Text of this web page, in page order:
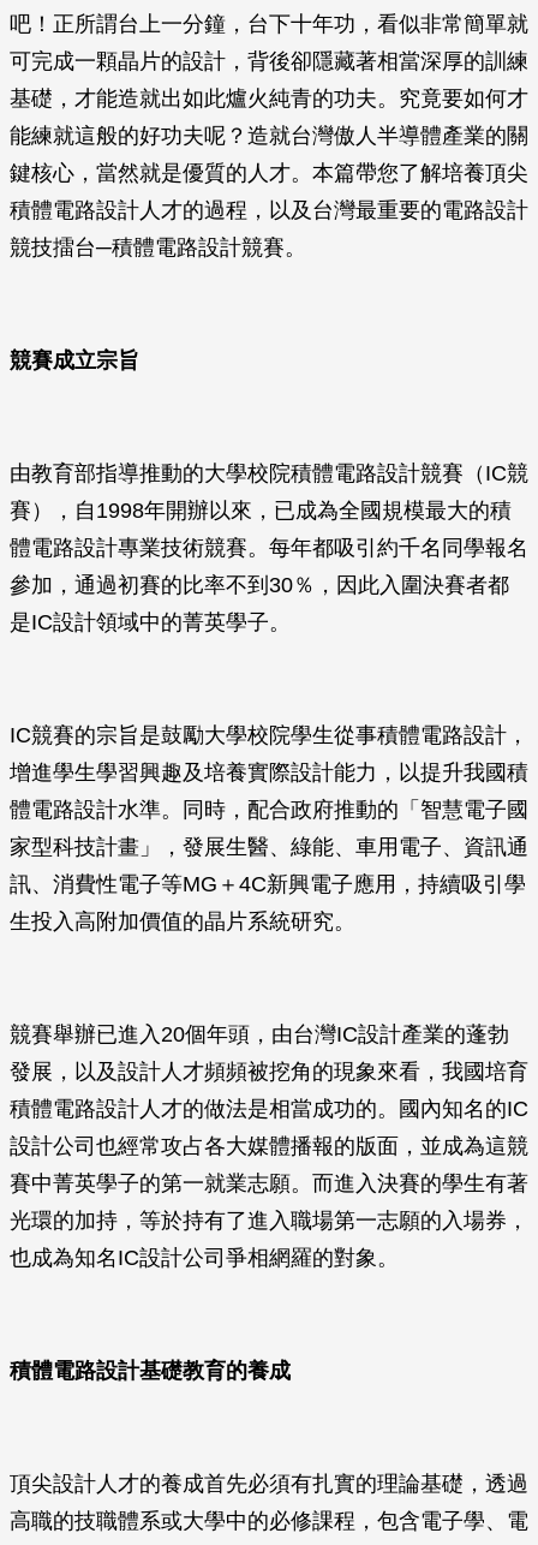
吧！正所謂台上一分鐘，台下十年功，看似非常簡單就
可完成一顆晶片的設計，背後卻隱藏著相當深厚的訓練
基礎，才能造就出如此爐火純青的功夫。究竟要如何才
能練就這般的好功夫呢？造就台灣傲人半導體產業的關
鍵核心，當然就是優質的人才。本篇帶您了解培養頂尖
積體電路設計人才的過程，以及台灣最重要的電路設計
競技擂台─積體電路設計競賽。
競賽成立宗旨
由教育部指導推動的大學校院積體電路設計競賽（IC競
賽），自1998年開辦以來，已成為全國規模最大的積
體電路設計專業技術競賽。每年都吸引約千名同學報名
參加，通過初賽的比率不到30％，因此入圍決賽者都
是IC設計領域中的菁英學子。
IC競賽的宗旨是鼓勵大學校院學生從事積體電路設計，
增進學生學習興趣及培養實際設計能力，以提升我國積
體電路設計水準。同時，配合政府推動的「智慧電子國
家型科技計畫」，發展生醫、綠能、車用電子、資訊通
訊、消費性電子等MG＋4C新興電子應用，持續吸引學
生投入高附加價值的晶片系統研究。
競賽舉辦已進入20個年頭，由台灣IC設計產業的蓬勃
發展，以及設計人才頻頻被挖角的現象來看，我國培育
積體電路設計人才的做法是相當成功的。國內知名的IC
設計公司也經常攻占各大媒體播報的版面，並成為這競
賽中菁英學子的第一就業志願。而進入決賽的學生有著
光環的加持，等於持有了進入職場第一志願的入場券，
也成為知名IC設計公司爭相網羅的對象。
積體電路設計基礎教育的養成
頂尖設計人才的養成首先必須有扎實的理論基礎，透過
高職的技職體系或大學中的必修課程，包含電子學、電